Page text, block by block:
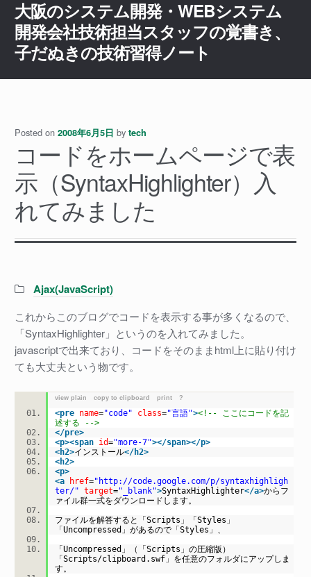
ナ
ビ
ゲ
ー
ス
ッ
プ
コ
ン
テ
ン
ッ
大阪のシステム開発・WEBシステム
開発会社技術担当スタッフの覚書き、
子だぬきの技術習得ノート
Posted on 2008年6月5日 by tech
コードをホームページで表
示（SyntaxHighlighter）入
れてみました
Categories:
Ajax(JavaScript)
これからこのブログでコードを表示する事が多くなるので、
「SyntaxHighlighter」というのを入れてみました。
javascriptで出来ており、コードをそのままhtml上に貼り付け
ても大丈夫という物です。
view plain copy to clipboard print ?
<pre name="code" class="言語"><!-- ここにコードを記
述する -->
</pre>
<p><span id="more-7"></span></p>
<h2>インストール</h2>
<h2>
<p>
<a href="http://code.google.com/p/syntaxhighligh
ter/" target="_blank">SyntaxHighlighter</a>からフ
ァイル群一式をダウンロードします。
ファイルを解答すると「Scripts」「Styles」
「Uncompressed」があるので「Styles」、
「Uncompressed」（「Scripts」の圧縮版）
「Scripts/clipboard.swf」を任意のフォルダにアップしま
す。